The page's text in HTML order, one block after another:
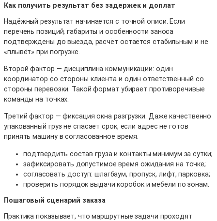
Как получить результат без задержек и доплат
Надёжный результат начинается с точной описи. Если
перечень позиций, габариты и особенности заноса
подтверждены до выезда, расчёт остаётся стабильным и не
«плывёт» при погрузке.
Второй фактор — дисциплина коммуникации: один
координатор со стороны клиента и один ответственный со
стороны перевозки. Такой формат убирает противоречивые
команды на точках.
Третий фактор — фиксация окна разгрузки. Даже качественно
упакованный груз не спасает срок, если адрес не готов
принять машину в согласованное время.
подтвердить состав груза и контакты минимум за сутки;
зафиксировать допустимое время ожидания на точке;
согласовать доступ: шлагбаум, пропуск, лифт, парковка;
проверить порядок выдачи коробок и мебели по зонам.
Пошаговый сценарий заказа
Практика показывает, что маршрутные задачи проходят